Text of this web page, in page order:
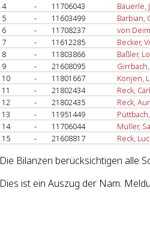
4
- 11706043 Bäuerle,
5
- 11603499 Barbian,
6
- 11708237 von
7
- 11612285 Becker,
8
- 11803866 Baßler,
9
- 21608095
10
- 11801667 Konjen,
11
- 21802434 Reck,
12
- 21802435 Reck,
13
- 11951449
14
- 11706044 Müller,
15
- 21608817 Reck,
Die Bilanzen berücksichtigen alle
Dies ist ein Auszug der Nam.